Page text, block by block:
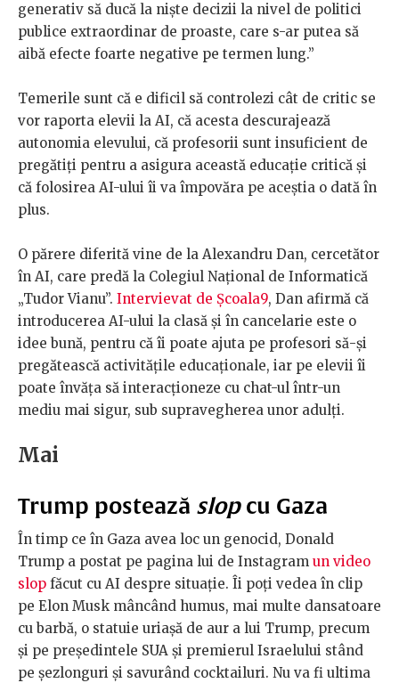
generativ să ducă la niște decizii la nivel de politici
publice extraordinar de proaste, care s-ar putea să
aibă efecte foarte negative pe termen lung.”
Temerile sunt că e dificil să controlezi cât de critic se
vor raporta elevii la AI, că acesta descurajează
autonomia elevului, că profesorii sunt insuficient de
pregătiți pentru a asigura această educație critică și
că folosirea AI-ului îi va împovăra pe aceștia o dată în
plus.
O părere diferită vine de la Alexandru Dan, cercetător
în AI, care predă la Colegiul Național de Informatică
„Tudor Vianu”. Intervievat de Școala9, Dan afirmă că
introducerea AI-ului la clasă și în cancelarie este o
idee bună, pentru că îi poate ajuta pe profesori să-și
pregătească activitățile educaționale, iar pe elevii îi
poate învăța să interacționeze cu chat-ul într-un
mediu mai sigur, sub supravegherea unor adulți.
Mai
Trump postează slopcu Gaza
În timp ce în Gaza avea loc un genocid, Donald
Trump a postat pe pagina lui de Instagram un video
slop făcut cu AI despre situație. Îi poți vedea în clip
pe Elon Musk mâncând humus, mai multe dansatoare
cu barbă, o statuie uriașă de aur a lui Trump, precum
și pe președintele SUA și premierul Israelului stând
pe șezlonguri și savurând cocktailuri. Nu va fi ultima